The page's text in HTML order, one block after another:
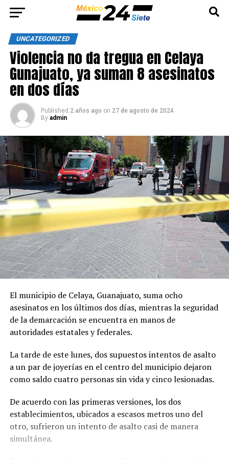
UNCATEGORIZED
Violencia no da tregua en Celaya
Gunajuato, ya suman 8 asesinatos
en dos días
Published 2 años ago on 27 de agosto de 2024
By admin
El municipio de Celaya, Guanajuato, suma ocho
asesinatos en los últimos dos días, mientras la seguridad
de la demarcación se encuentra en manos de
autoridades estatales y federales.
La tarde de este lunes, dos supuestos intentos de asalto
a un par de joyerías en el centro del municipio dejaron
como saldo cuatro personas sin vida y cinco lesionadas.
De acuerdo con las primeras versiones, los dos
establecimientos, ubicados a escasos metros uno del
otro, sufrieron un intento de asalto casi de manera
simultánea.